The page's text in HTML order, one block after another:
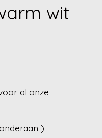
wit
al onze
)